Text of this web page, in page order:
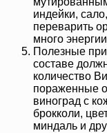
индейки,
переварить
много
Полезные
составе
количество
пораженные
виноград с
брокколи,
миндаль и